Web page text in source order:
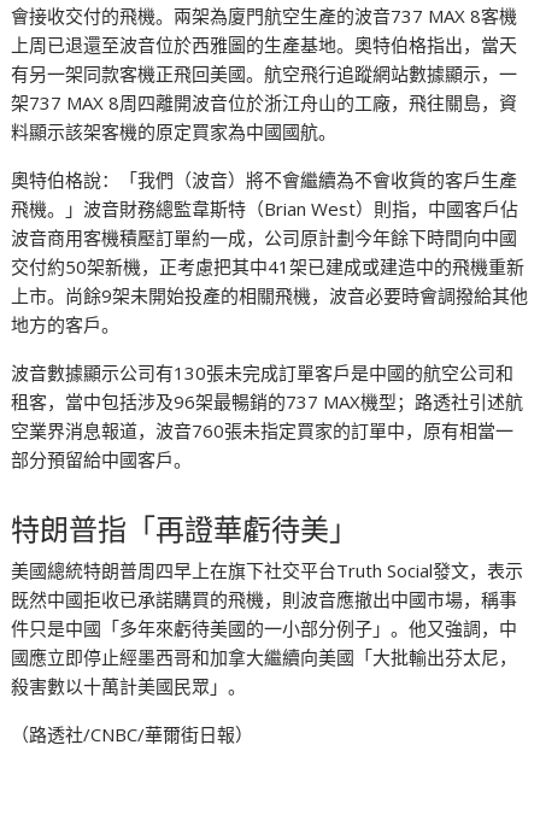
會接收交付的飛機。兩架為廈門航空生產的波音737 MAX 8客機
上周已退還至波音位於西雅圖的生產基地。奧特伯格指出，當天
有另一架同款客機正飛回美國。航空飛行追蹤網站數據顯示，一
架737 MAX 8周四離開波音位於浙江舟山的工廠，飛往關島，資
料顯示該架客機的原定買家為中國國航。
奧特伯格說：「我們（波音）將不會繼續為不會收貨的客戶生產
飛機。」波音財務總監韋斯特（Brian West）則指，中國客戶佔
波音商用客機積壓訂單約一成，公司原計劃今年餘下時間向中國
交付約50架新機，正考慮把其中41架已建成或建造中的飛機重新
上市。尚餘9架未開始投產的相關飛機，波音必要時會調撥給其他
地方的客戶。
波音數據顯示公司有130張未完成訂單客戶是中國的航空公司和
租客，當中包括涉及96架最暢銷的737 MAX機型；路透社引述航
空業界消息報道，波音760張未指定買家的訂單中，原有相當一
部分預留給中國客戶。
特朗普指「再證華虧待美」
美國總統特朗普周四早上在旗下社交平台Truth Social發文，表示
既然中國拒收已承諾購買的飛機，則波音應撤出中國市場，稱事
件只是中國「多年來虧待美國的一小部分例子」。他又強調，中
國應立即停止經墨西哥和加拿大繼續向美國「大批輸出芬太尼，
殺害數以十萬計美國民眾」。
（路透社/CNBC/華爾街日報）